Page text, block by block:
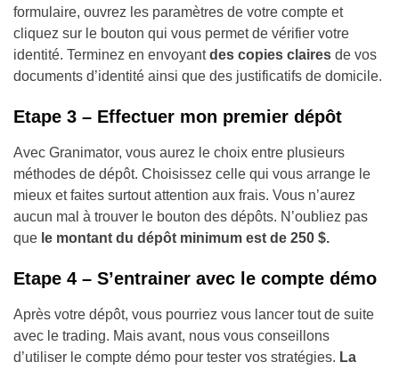
formulaire, ouvrez les paramètres de votre compte et
cliquez sur le bouton qui vous permet de vérifier votre
identité. Terminez en envoyantdes copies claires de vos
documents d’identité ainsi que des justificatifs de domicile.
Etape 3 – Effectuer mon premier dépôt
Avec Granimator, vous aurez le choix entre plusieurs
méthodes de dépôt. Choisissez celle qui vous arrange le
mieux et faites surtout attention aux frais. Vous n’aurez
aucun mal à trouver le bouton des dépôts. N’oubliez pas
que le montant du dépôt minimum est de 250 $.
Etape 4 – S’entrainer avec le compte démo
Après votre dépôt, vous pourriez vous lancer tout de suite
avec le trading. Mais avant, nous vous conseillons
d’utiliser le compte démo pour tester vos stratégies. La